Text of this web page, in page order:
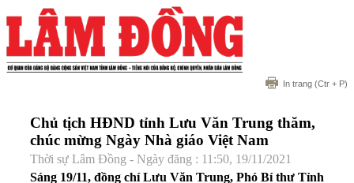
In trang (Ctr + P)
Chủ tịch HĐND tỉnh Lưu Văn Trung thăm,
chúc mừng Ngày Nhà giáo Việt Nam
Thời sự Lâm Đồng - Ngày đăng : 11:50, 19/11/2021
Sáng 19/11, đồng chí Lưu Văn Trung, Phó Bí thư Tỉnh